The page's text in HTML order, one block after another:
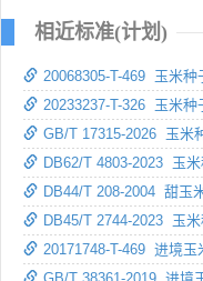
相近标准(计划)
20068305-T-469 玉米种
20233237-T-326 玉米种
GB/T 17315-2026 玉米
DB62/T 4803-2023 玉
DB44/T 208-2004 甜玉
DB45/T 2744-2023 玉
20171748-T-469 进境